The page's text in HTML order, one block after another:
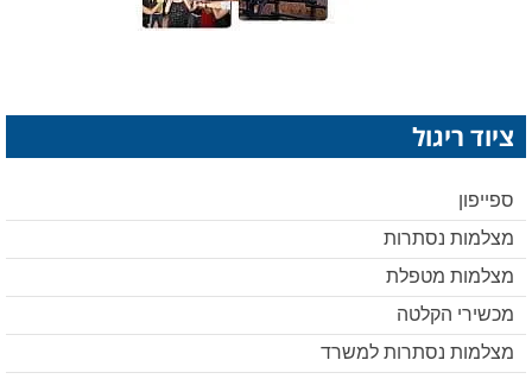
ציוד ריגול
ספייפון
מצלמות נסתרות
מצלמות מטפלת
מכשירי הקלטה
מצלמות נסתרות למשרד